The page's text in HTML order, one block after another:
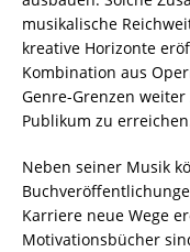
musikalische
kreative Horizonte
Kombination aus
Genre-Grenzen
Publikum zu
Neben seiner Musik
Karriere neue Wege
Motivationsbücher